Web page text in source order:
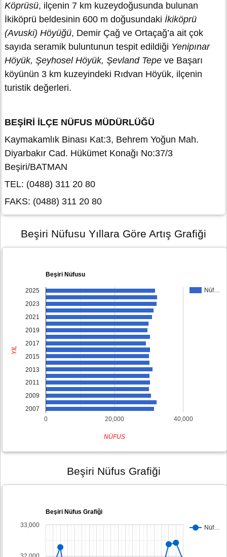
Köprüsü, ilçenin 7 km kuzeydoğusunda bulunan
İkiköprü beldesinin 600 m doğusundaki İkiköprü
(Avuski) Höyüğü, Demir Çağ ve Ortaçağ’a ait çok
sayıda seramik buluntunun tespit edildiği Yenipınar
Höyük, Şeyhosel Höyük, Şevland Tepe ve Başarı
köyünün 3 km kuzeyindeki Rıdvan Höyük, ilçenin
turistik değerleri.
BEŞİRİ İLÇE NÜFUS MÜDÜRLÜĞÜ
Kaymakamlık Binası Kat:3, Behrem Yoğun Mah.
Diyarbakır Cad. Hükümet Konağı No:37/3
Beşiri/BATMAN
TEL: (0488) 311 20 80
FAKS: (0488) 311 20 80
Beşiri Nüfusu Yıllara Göre Artış Grafiği
Beşiri Nüfusu
Nüf…
0 20,000 40,000
2025
2023
2021
2019
2017
2015
2013
2011
2009
2007
NÜFUS
YIL
Beşiri Nüfus Grafiği
Beşiri Nüfus Grafiği
Nüf…
33,000